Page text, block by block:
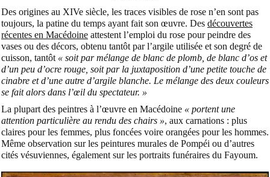
Des origines au XIVe siècle, les traces visibles de rose n’en sont pas
toujours, la patine du temps ayant fait son œuvre. Des découvertes
récentes en Macédoine attestent l’emploi du rose pour peindre des
vases ou des décors, obtenu tantôt par l’argile utilisée et son degré de
cuisson, tantôt « soit par mélange de blanc de plomb, de blanc d’os et
d’un peu d’ocre rouge, soit par la juxtaposition d’une petite touche de
cinabre et d’une autre d’argile blanche. Le mélange des deux couleurs
se fait alors dans l’œil du spectateur. »
La plupart des peintres à l’œuvre en Macédoine « portent une
attention particulière au rendu des chairs », aux carnations : plus
claires pour les femmes, plus foncées voire orangées pour les hommes.
Même observation sur les peintures murales de Pompéi ou d’autres
cités vésuviennes, également sur les portraits funéraires du Fayoum.